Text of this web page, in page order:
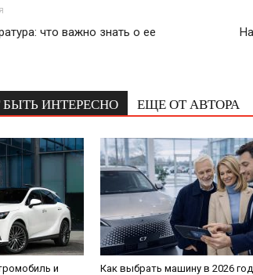
что важно знать о ее
ИНТЕРЕСНО ЕЩЕ ОТ АВТОРА
и
Как выбрать машину в 2026